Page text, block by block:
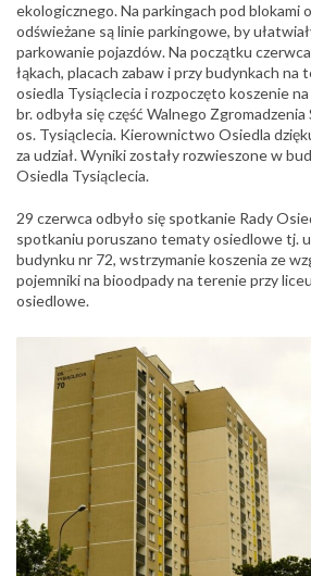
ekologicznego. Na parkingach pod blokami
odświeżane są linie parkingowe, by
parkowanie pojazdów. Na początku
łąkach, placach zabaw i przy budynkach na
osiedla Tysiąclecia i rozpoczęto koszenie
br. odbyła się część Walnego
os. Tysiąclecia. Kierownictwo Osiedla
za udział. Wyniki zostały rozwieszone w
Osiedla Tysiąclecia.
29 czerwca odbyło się spotkanie Rady
spotkaniu poruszano tematy osiedlowe tj.
budynku nr 72, wstrzymanie koszenia ze
pojemniki na bioodpady na terenie przy
osiedlowe.